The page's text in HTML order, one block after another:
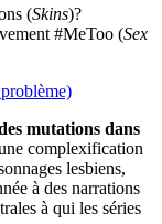
(Skins)?
#MeToo (Sex
mutations dans
complexification
lesbiens,
à des narrations
à qui les séries